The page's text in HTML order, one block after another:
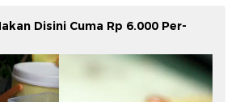
Disini Cuma Rp 6.000 Per-